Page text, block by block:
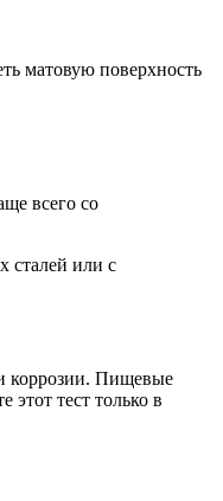
матовую поверхность
всего со
сталей или с
коррозии. Пищевые
тест только в